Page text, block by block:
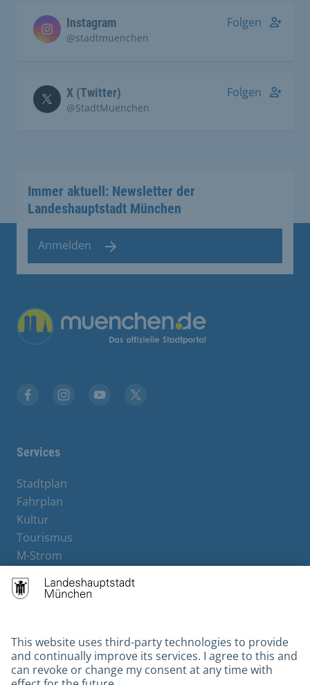
Instagram
@stadtmuenchen
Folgen
X (Twitter)
@StadtMuenchen
Folgen
Immer aktuell: Newsletter der
Landeshauptstadt München
Anmelden
Übergreifende Links
Services
Stadtplan
Fahrplan
Kultur
Tourismus
M-Strom
Hotels
Contact
Barrierefreiheit